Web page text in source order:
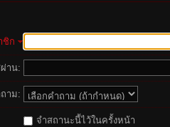
ชิก
าน:
าม:
จำสถานะนี้ไว้ในครั้งหน้า